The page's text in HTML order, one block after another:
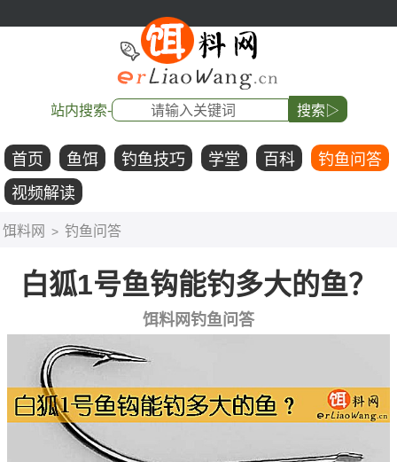
站内搜索- 搜索▷
首页 鱼饵 钓鱼技巧 学堂 百科
钓鱼问答
视频解读
饵料网 > 钓鱼问答
白狐1号鱼钩能钓多大的鱼？
饵料网钓鱼问答